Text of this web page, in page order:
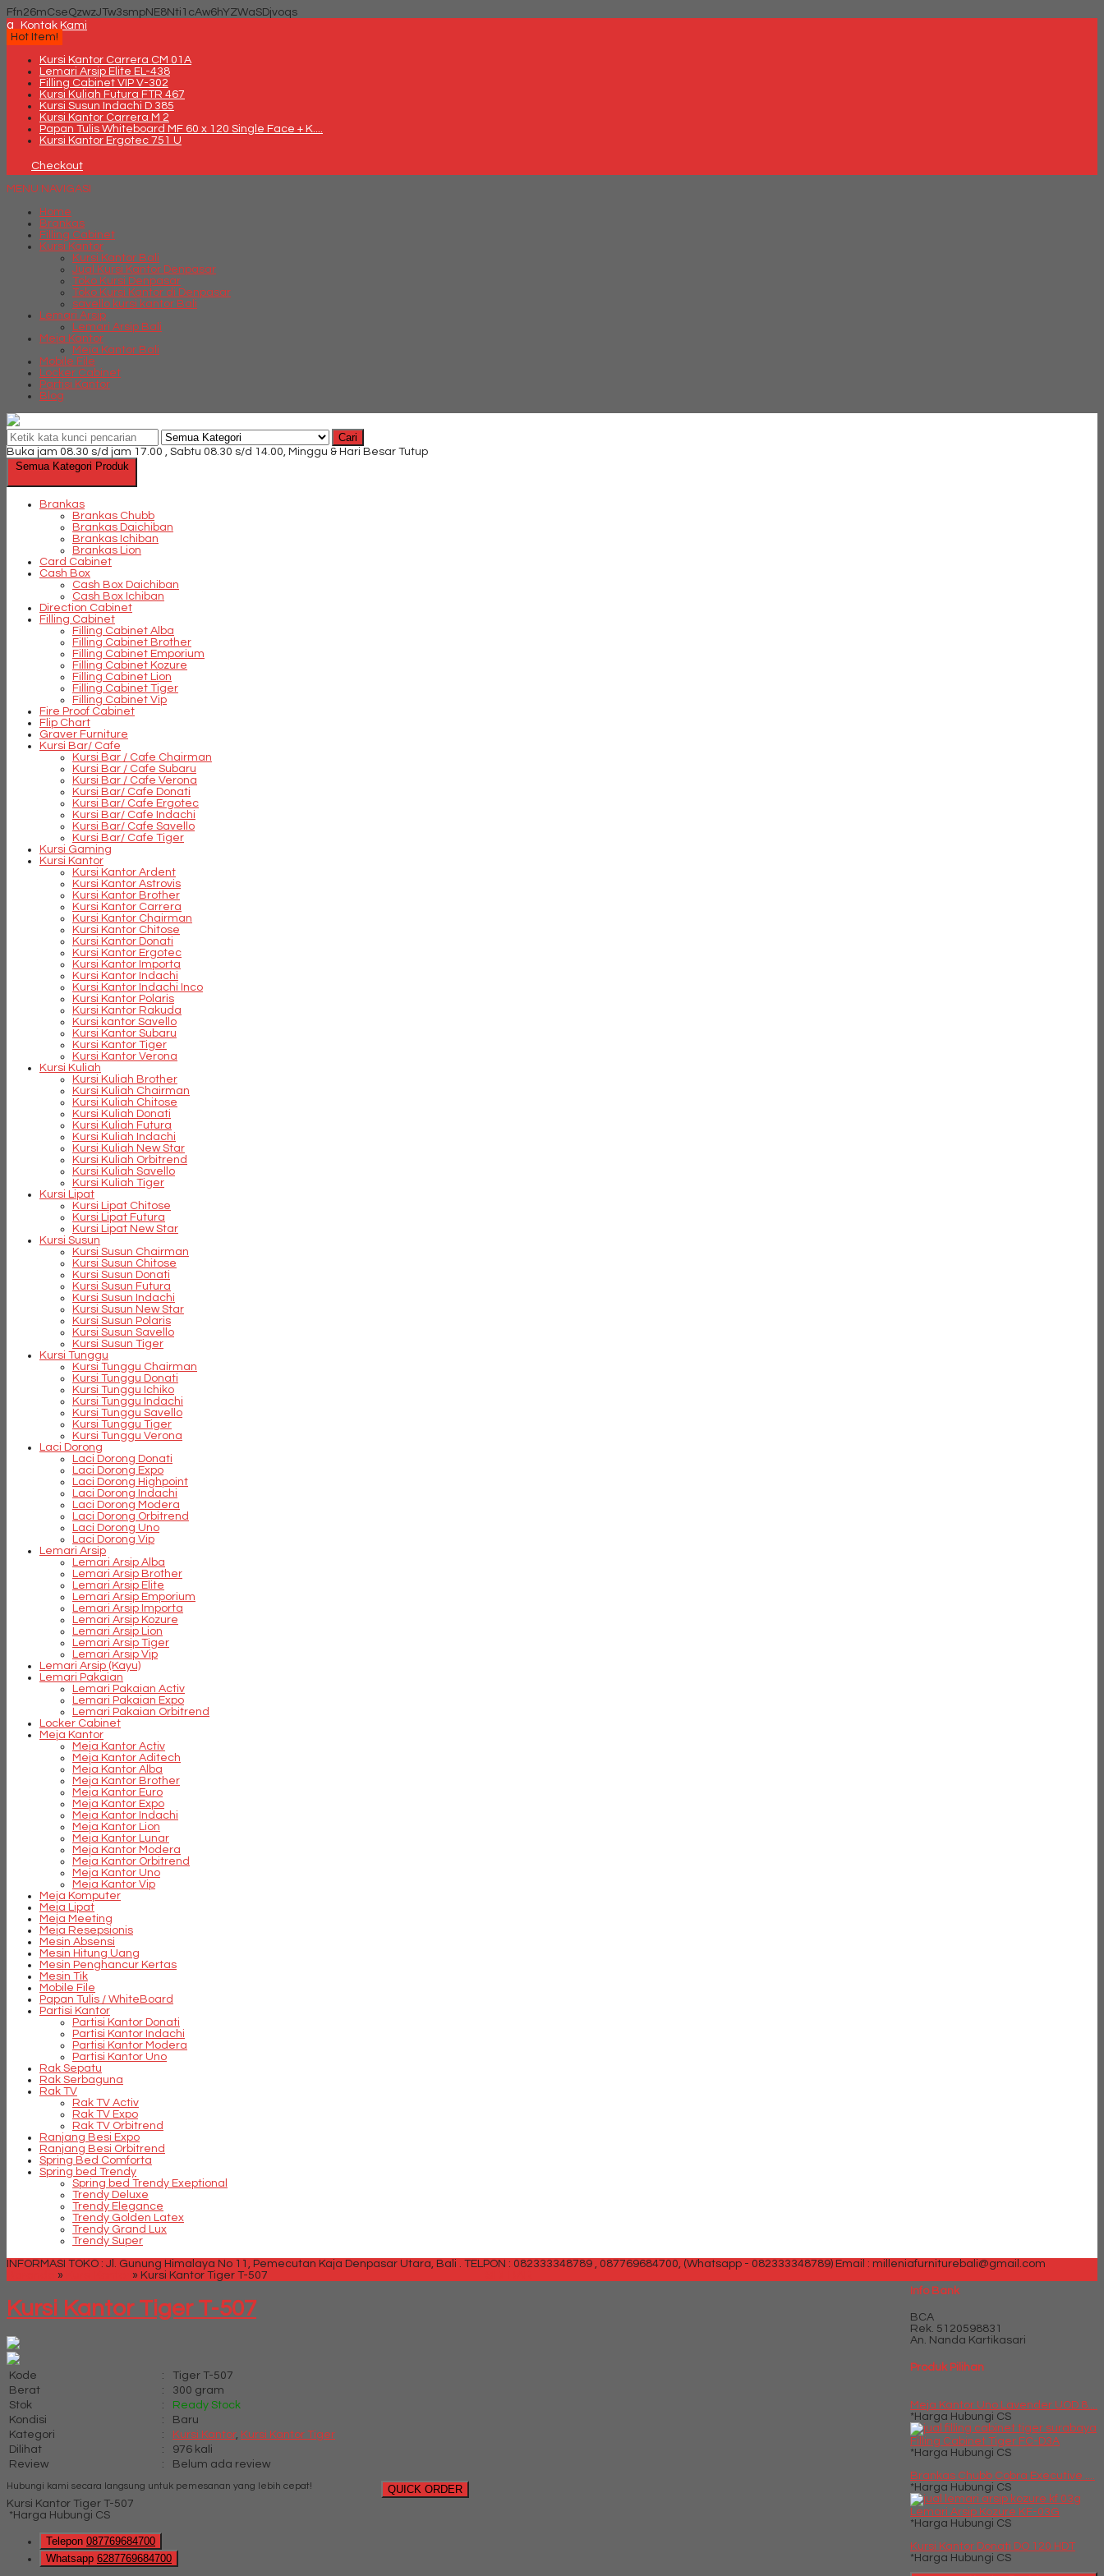
Ffn26mCseQzwzJTw3smpNE8Nti1cAw6hYZWaSDjvoqs
q
Kontak Kami
Hot Item!
Kursi Kantor Carrera CM 01A
Lemari Arsip Elite EL-438
Filling Cabinet VIP V-302
Kursi Kuliah Futura FTR 467
Kursi Susun Indachi D 385
Kursi Kantor Carrera M 2
Papan Tulis Whiteboard MF 60 x 120 Single Face + K....
Kursi Kantor Ergotec 751 U
Checkout
MENU NAVIGASI
Home
Brankas
Filling Cabinet
Kursi Kantor
Kursi Kantor Bali
Jual Kursi Kantor Denpasar
Toko Kursi Denpasar
Toko Kursi Kantor di Denpasar
savello kursi kantor Bali
Lemari Arsip
Lemari Arsip Bali
Meja Kantor
Meja Kantor Bali
Mobile File
Locker Cabinet
Partisi Kantor
Blog
Cari
Buka jam 08.30 s/d jam 17.00 , Sabtu 08.30 s/d 14.00, Minggu & Hari Besar Tutup
Semua Kategori Produk
Brankas
Brankas Chubb
Brankas Daichiban
Brankas Ichiban
Brankas Lion
Card Cabinet
Cash Box
Cash Box Daichiban
Cash Box Ichiban
Direction Cabinet
Filling Cabinet
Filling Cabinet Alba
Filling Cabinet Brother
Filling Cabinet Emporium
Filling Cabinet Kozure
Filling Cabinet Lion
Filling Cabinet Tiger
Filling Cabinet Vip
Fire Proof Cabinet
Flip Chart
Graver Furniture
Kursi Bar/ Cafe
Kursi Bar / Cafe Chairman
Kursi Bar / Cafe Subaru
Kursi Bar / Cafe Verona
Kursi Bar/ Cafe Donati
Kursi Bar/ Cafe Ergotec
Kursi Bar/ Cafe Indachi
Kursi Bar/ Cafe Savello
Kursi Bar/ Cafe Tiger
Kursi Gaming
Kursi Kantor
Kursi Kantor Ardent
Kursi Kantor Astrovis
Kursi Kantor Brother
Kursi Kantor Carrera
Kursi Kantor Chairman
Kursi Kantor Chitose
Kursi Kantor Donati
Kursi Kantor Ergotec
Kursi Kantor Importa
Kursi Kantor Indachi
Kursi Kantor Indachi Inco
Kursi Kantor Polaris
Kursi Kantor Rakuda
Kursi kantor Savello
Kursi Kantor Subaru
Kursi Kantor Tiger
Kursi Kantor Verona
Kursi Kuliah
Kursi Kuliah Brother
Kursi Kuliah Chairman
Kursi Kuliah Chitose
Kursi Kuliah Donati
Kursi Kuliah Futura
Kursi Kuliah Indachi
Kursi Kuliah New Star
Kursi Kuliah Orbitrend
Kursi Kuliah Savello
Kursi Kuliah Tiger
Kursi Lipat
Kursi Lipat Chitose
Kursi Lipat Futura
Kursi Lipat New Star
Kursi Susun
Kursi Susun Chairman
Kursi Susun Chitose
Kursi Susun Donati
Kursi Susun Futura
Kursi Susun Indachi
Kursi Susun New Star
Kursi Susun Polaris
Kursi Susun Savello
Kursi Susun Tiger
Kursi Tunggu
Kursi Tunggu Chairman
Kursi Tunggu Donati
Kursi Tunggu Ichiko
Kursi Tunggu Indachi
Kursi Tunggu Savello
Kursi Tunggu Tiger
Kursi Tunggu Verona
Laci Dorong
Laci Dorong Donati
Laci Dorong Expo
Laci Dorong Highpoint
Laci Dorong Indachi
Laci Dorong Modera
Laci Dorong Orbitrend
Laci Dorong Uno
Laci Dorong Vip
Lemari Arsip
Lemari Arsip Alba
Lemari Arsip Brother
Lemari Arsip Elite
Lemari Arsip Emporium
Lemari Arsip Importa
Lemari Arsip Kozure
Lemari Arsip Lion
Lemari Arsip Tiger
Lemari Arsip Vip
Lemari Arsip (Kayu)
Lemari Pakaian
Lemari Pakaian Activ
Lemari Pakaian Expo
Lemari Pakaian Orbitrend
Locker Cabinet
Meja Kantor
Meja Kantor Activ
Meja Kantor Aditech
Meja Kantor Alba
Meja Kantor Brother
Meja Kantor Euro
Meja Kantor Expo
Meja Kantor Indachi
Meja Kantor Lion
Meja Kantor Lunar
Meja Kantor Modera
Meja Kantor Orbitrend
Meja Kantor Uno
Meja Kantor Vip
Meja Komputer
Meja Lipat
Meja Meeting
Meja Resepsionis
Mesin Absensi
Mesin Hitung Uang
Mesin Penghancur Kertas
Mesin Tik
Mobile File
Papan Tulis / WhiteBoard
Partisi Kantor
Partisi Kantor Donati
Partisi Kantor Indachi
Partisi Kantor Modera
Partisi Kantor Uno
Rak Sepatu
Rak Serbaguna
Rak TV
Rak TV Activ
Rak TV Expo
Rak TV Orbitrend
Ranjang Besi Expo
Ranjang Besi Orbitrend
Spring Bed Comforta
Spring bed Trendy
Spring bed Trendy Exeptional
Trendy Deluxe
Trendy Elegance
Trendy Golden Latex
Trendy Grand Lux
Trendy Super
INFORMASI TOKO : Jl. Gunung Himalaya No 11, Pemecutan Kaja Denpasar Utara, Bali . TELPON : 082333348789 , 087769684700, (Whatsapp - 082333348789) Email : milleniafurniturebali@gmail.com
» » Kursi Kantor Tiger T-507
Kursi Kantor Tiger T-507
Kode :
Tiger T-507
Berat
:
300 gram
Stok
:
Ready Stock
Kondisi
:
Baru
Kategori
: Kursi Kantor, Kursi Kantor Tiger
Dilihat
:
976 kali
Review
: Belum ada review
QUICK ORDER
Hubungi kami secara langsung untuk pemesanan yang lebih cepat!
Kursi Kantor Tiger T-507
*Harga Hubungi CS
Telepon 087769684700
Whatsapp 6287769684700
Info Bank
BCA
Rek. 5120598831
An. Nanda Kartikasari
Produk Pilihan
Meja Kantor Uno Lavender UOD 8....
*Harga Hubungi CS
Filling Cabinet Tiger FC-D3A
*Harga Hubungi CS
Brankas Chubb Cobra Executive ....
*Harga Hubungi CS
Lemari Arsip Kozure KF-03G
*Harga Hubungi CS
Kursi Kantor Donati DO 120 HDT
*Harga Hubungi CS